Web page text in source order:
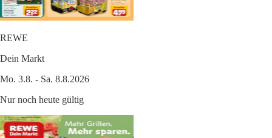
REWE
Dein Markt
Mo. 3.8. - Sa. 8.8.2026
Nur noch heute gültig